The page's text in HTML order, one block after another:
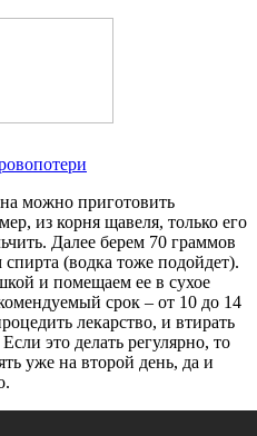
можно приготовить
из корня щавеля, только его
Далее берем 70 граммов
(водка тоже подойдет).
и помещаем ее в сухое
срок – от 10 до 14
лекарство, и втирать
это делать регулярно, то
уже на второй день, да и